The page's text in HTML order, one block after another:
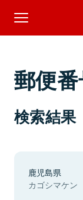
郵便
検索結果
鹿児島県
カゴシマケン